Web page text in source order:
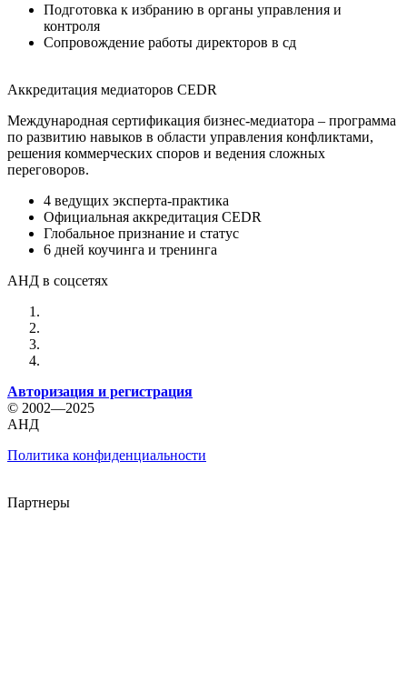
Подготовка к избранию в органы управления и
контроля
Сопровождение работы директоров в сд
Аккредитация медиаторов CEDR
Международная сертификация бизнес-медиатора – программа
по развитию навыков в области управления конфликтами,
решения коммерческих споров и ведения сложных
переговоров.
4 ведущих эксперта-практика
Официальная аккредитация CEDR
Глобальное признание и статус
6 дней коучинга и тренинга
АНД в соцсетях
Авторизация и регистрация
© 2002—2025
АНД
Политика конфиденциальности
Партнеры